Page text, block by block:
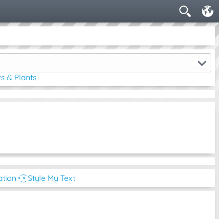
& Plants
◔͜͡◔ Style My Text